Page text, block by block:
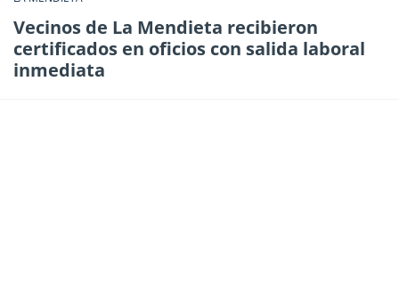
Vecinos de La Mendieta recibieron
certificados en oficios con salida laboral
inmediata